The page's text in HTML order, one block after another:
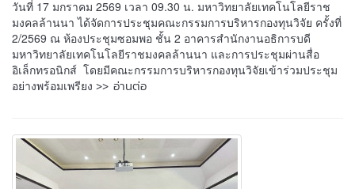
วันที่ 17 มกราคม 2569 เวลา 09.30 น. มหาวิทยาลัยเทคโนโลยีราช
มงคลล้านนา ได้จัดการประชุมคณะกรรมการบริหารกองทุนวิจัย ครั้งที่
2/2569 ณ ห้องประชุมซอมพอ ชั้น 2 อาคารสำนักงานอธิการบดี
มหาวิทยาลัยเทคโนโลยีราชมงคลล้านนา และการประชุมผ่านสื่อ
อิเล็กทรอนิกส์ โดยมีคณะกรรมการบริหารกองทุนวิจัยเข้าร่วมประชุม
อย่างพร้อมเพรียง >> อ่านต่อ